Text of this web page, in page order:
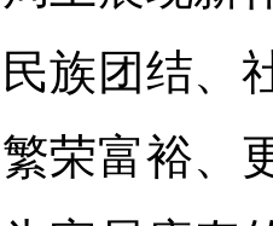
族团结、
荣富裕、